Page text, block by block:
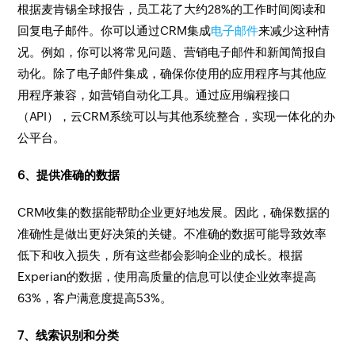
根据麦肯锡全球报告，员工花了大约28%的工作时间阅读和
回复电子邮件。你可以通过CRM集成电子邮件来减少这种情
况。例如，你可以将常见问题、营销电子邮件和新闻简报自
动化。除了电子邮件集成，确保你使用的应用程序与其他应
用程序兼容，如营销自动化工具。通过应用编程接口
（API），云CRM系统可以与其他系统整合，实现一体化的办
公平台。
6、提供准确的数据
CRM收集的数据能帮助企业更好地发展。因此，确保数据的
准确性是做出更好决策的关键。不准确的数据可能导致效率
低下和收入损失，所有这些都会影响企业的成长。根据
Experian的数据，使用高质量的信息可以使企业效率提高
63%，客户满意度提高53%。
7、线索识别和分类